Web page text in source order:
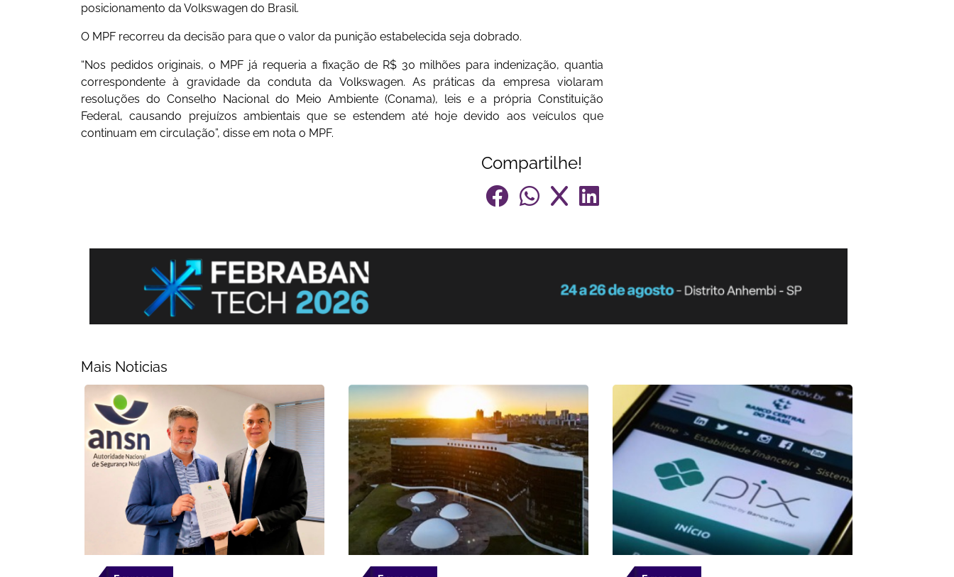
posicionamento da Volkswagen do Brasil.
O MPF recorreu da decisão para que o valor da punição estabelecida seja dobrado.
“Nos pedidos originais, o MPF já requeria a fixação de R$ 30 milhões para indenização, quantia
correspondente à gravidade da conduta da Volkswagen. As práticas da empresa violaram
resoluções do Conselho Nacional do Meio Ambiente (Conama), leis e a própria Constituição
Federal, causando prejuízos ambientais que se estendem até hoje devido aos veículos que
continuam em circulação”, disse em nota o MPF.
Compartilhe!
Mais Noticias